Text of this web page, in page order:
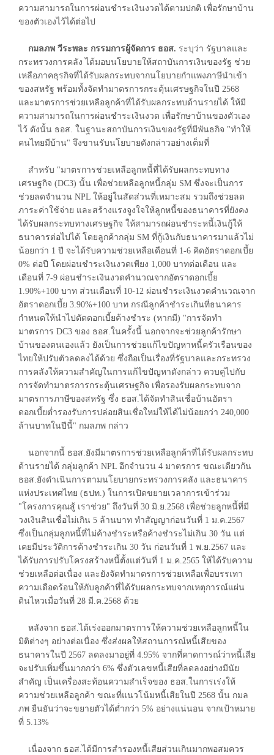
ความสามารถในการผ่อนชำระเงินงวดได้ตามปกติ เพื่อรักษาบ้าน
ของตัวเองไว้ได้ต่อไป
กมลภพ วีระพละ กรรมการผู้จัดการ ธอส. ระบุว่า รัฐบาลและ
กระทรวงการคลัง ได้มอบนโยบายให้สถาบันการเงินของรัฐ ช่วย
เหลือภาคธุรกิจที่ได้รับผลกระทบจากนโยบายกำแพงภาษีนำเข้า
ของสหรัฐ พร้อมทั้งจัดทำมาตรการกระตุ้นเศรษฐกิจในปี 2568
และมาตรการช่วยเหลือลูกค้าที่ได้รับผลกระทบด้านรายได้ ให้มี
ความสามารถในการผ่อนชำระเงินงวด เพื่อรักษาบ้านของตัวเอง
ไว้ ดังนั้น ธอส. ในฐานะสถาบันการเงินของรัฐที่มีพันธกิจ "ทำให้
คนไทยมีบ้าน" จึงขานรับนโยบายดังกล่าวอย่างเต็มที่
สำหรับ "มาตรการช่วยเหลือลูกหนี้ที่ได้รับผลกระทบทาง
เศรษฐกิจ (DC3) นั้น เพื่อช่วยหลือลูกหนี้กลุ่ม SM ซึ่งจะเป็นการ
ช่วยลดจำนวน NPL ให้อยู่ในสัดส่วนที่เหมาะสม รวมถึงช่วยลด
ภาระค่าใช้จ่าย และสร้างแรงจูงใจให้ลูกหนี้ของธนาคารที่ยังคง
ได้รับผลกระทบทางเศรษฐกิจ ให้สามารถผ่อนชำระหนี้เงินกู้ให้
ธนาคารต่อไปได้ โดยลูกค้ากลุ่ม SM ที่กู้เงินกับธนาคารมาแล้วไม่
น้อยกว่า 1 ปี จะได้รับความช่วยเหลือเดือนที่ 1-6 คิดอัตราดอกเบี้ย
0% ต่อปี โดยผ่อนชำระเงินงวดเพียง 1,000 บาทต่อเดือน และ
เดือนที่ 7-9 ผ่อนชำระเงินงวดคำนวณจากอัตราดอกเบี้ย
1.90%+100 บาท ส่วนเดือนที่ 10-12 ผ่อนชำระเงินงวดคำนวณจาก
อัตราดอกเบี้ย 3.90%+100 บาท กรณีลูกค้าชำระเกินที่ธนาคาร
กำหนดให้นำไปตัดดอกเบี้ยค้างชำระ (หากมี) "การจัดทำ
มาตรการ DC3 ของ ธอส.ในครั้งนี้ นอกจากจะช่วยลูกค้ารักษา
บ้านของตนเองแล้ว ยังเป็นการช่วยแก้ไขปัญหาหนี้ครัวเรือนของ
ไทยให้ปรับตัวลดลงได้ด้วย ซึ่งถือเป็นเรื่องที่รัฐบาลและกระทรวง
การคลังให้ความสำคัญในการแก้ไขปัญหาดังกล่าว ควบคู่ไปกับ
การจัดทำมาตรการกระตุ้นเศรษฐกิจ เพื่อรองรับผลกระทบจาก
มาตรการภาษีของสหรัฐ ซึ่ง ธอส.ได้จัดทำสินเชื่อบ้านอัตรา
ดอกเบี้ยต่ำรองรับการปล่อยสินเชื่อใหม่ให้ได้ไม่น้อยกว่า 240,000
ล้านบาทในปีนี้" กมลภพ กล่าว
นอกจากนี้ ธอส.ยังมีมาตรการช่วยเหลือลูกค้าที่ได้รับผลกระทบ
ด้านรายได้ กลุ่มลูกค้า NPL อีกจำนวน 4 มาตรการ ขณะเดียวกัน
ธอส.ยังดำเนินการตามนโยบายกระทรวงการคลัง และธนาคาร
แห่งประเทศไทย (ธปท.) ในการเปิดขยายเวลาการเข้าร่วม
"โครงการคุณสู้ เราช่วย" ถึงวันที่ 30 มิ.ย.2568 เพื่อช่วยลูกหนี้ที่มี
วงเงินสินเชื่อไม่เกิน 5 ล้านบาท ทำสัญญาก่อนวันที่ 1 ม.ค.2567
ซึ่งเป็นกลุ่มลูกหนี้ที่ไม่ค้างชำระหรือค้างชำระไม่เกิน 30 วัน แต่
เคยมีประวัติการค้างชำระเกิน 30 วัน ก่อนวันที่ 1 พ.ย.2567 และ
ได้รับการปรับโครงสร้างหนี้ตั้งแต่วันที่ 1 ม.ค.2565 ให้ได้รับความ
ช่วยเหลือต่อเนื่อง และยังจัดทำมาตรการช่วยเหลือเพื่อบรรเทา
ความเดือดร้อนให้กับลูกค้าที่ได้รับผลกระทบจากเหตุการณ์แผ่น
ดินไหวเมื่อวันที่ 28 มี.ค.2568 ด้วย
หลังจาก ธอส.ได้เร่งออกมาตรการให้ความช่วยเหลือลูกหนี้ใน
มิติต่างๆ อย่างต่อเนื่อง ซึ่งส่งผลให้สถานการณ์หนี้เสียของ
ธนาคารในปี 2567 ลดลงมาอยู่ที่ 4.95% จากที่คาดการณ์ว่าหนี้เสีย
จะปรับเพิ่มขึ้นมากกว่า 6% ซึ่งตัวเลขหนี้เสียที่ลดลงอย่างมีนัย
สำคัญ เป็นเครื่องสะท้อนความสำเร็จของ ธอส.ในการเร่งให้
ความช่วยเหลือลูกค้า ขณะที่แนวโน้มหนี้เสียในปี 2568 นั้น กมล
ภพ ยืนยันว่าจะขยายตัวได้ต่ำกว่า 5% อย่างแน่นอน จากเป้าหมาย
ที่ 5.13%
เนื่องจาก ธอส.ได้มีการสำรองหนี้เสียส่วนเกินมากพอสมควร